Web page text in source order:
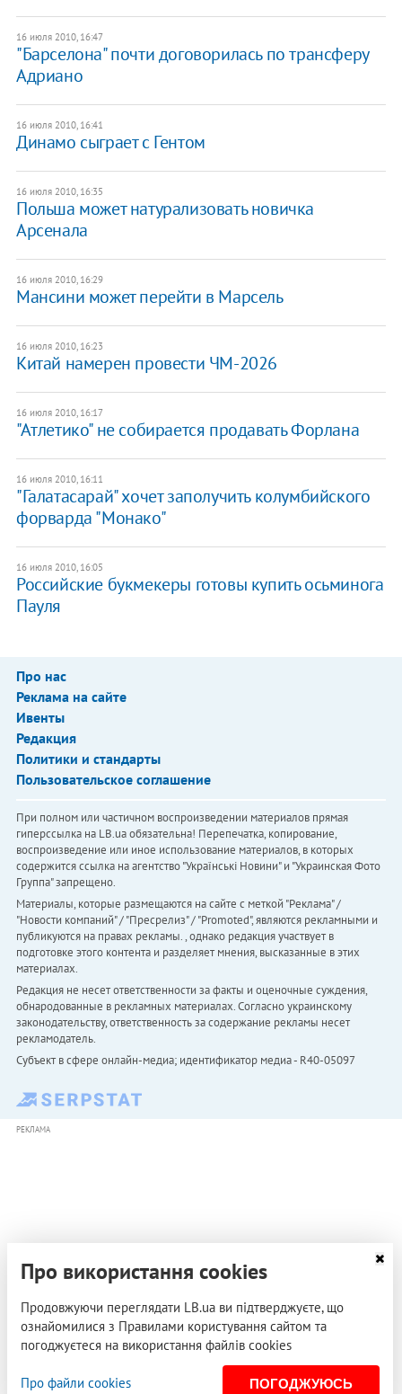
16 июля 2010, 16:47
"Барселона" почти договорилась по трансферу
Адриано
16 июля 2010, 16:41
Динамо сыграет с Гентом
16 июля 2010, 16:35
Польша может натурализовать новичка
Арсенала
16 июля 2010, 16:29
Мансини может перейти в Марсель
16 июля 2010, 16:23
Китай намерен провести ЧМ-2026
16 июля 2010, 16:17
"Атлетико" не собирается продавать Форлана
16 июля 2010, 16:11
"Галатасарай" хочет заполучить колумбийского
форварда "Монако"
16 июля 2010, 16:05
Российские букмекеры готовы купить осьминога
Пауля
Про нас
Реклама на сайте
Ивенты
Редакция
Политики и стандарты
Пользовательское соглашение
При полном или частичном воспроизведении материалов прямая
гиперссылка на LB.ua обязательна! Перепечатка, копирование,
воспроизведение или иное использование материалов, в которых
содержится ссылка на агентство "Українськi Новини" и "Украинская Фото
Группа" запрещено.
Материалы, которые размещаются на сайте с меткой "Реклама" /
"Новости компаний" / "Пресрелиз" / "Promoted", являются рекламными и
публикуются на правах рекламы. , однако редакция участвует в
подготовке этого контента и разделяет мнения, высказанные в этих
материалах.
Редакция не несет ответственности за факты и оценочные суждения,
обнародованные в рекламных материалах. Согласно украинскому
законодательству, ответственность за содержание рекламы несет
рекламодатель.
Субъект в сфере онлайн-медиа; идентификатор медиа - R40-05097
РЕКЛАМА
Про використання cookies
Продовжуючи переглядати LB.ua ви підтверджуєте, що
ознайомилися з Правилами користування сайтом та
погоджуєтеся на використання файлів cookies
Про файли cookies ПОГОДЖУЮСЬ